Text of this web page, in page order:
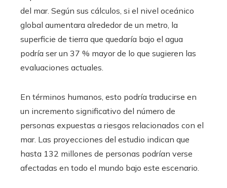
del mar. Según sus cálculos, si el nivel oceánico
global aumentara alrededor de un metro, la
superficie de tierra que quedaría bajo el agua
podría ser un 37 % mayor de lo que sugieren las
evaluaciones actuales.
En términos humanos, esto podría traducirse en
un incremento significativo del número de
personas expuestas a riesgos relacionados con el
mar. Las proyecciones del estudio indican que
hasta 132 millones de personas podrían verse
afectadas en todo el mundo bajo este escenario.